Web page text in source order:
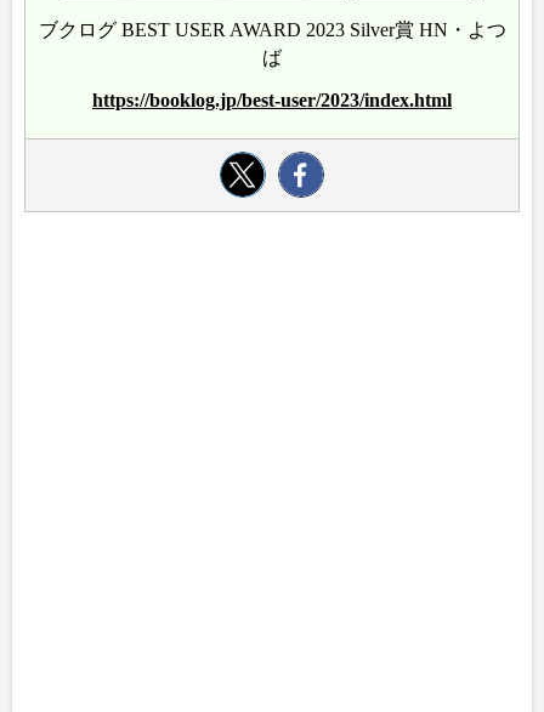
ブクログ BEST USER AWARD 2023 Silver賞 HN・よつ
ば
https://booklog.jp/best-user/2023/index.html